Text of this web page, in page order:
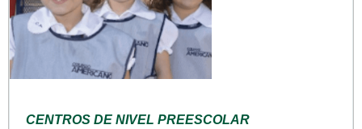
CENTROS DE NIVEL PREESCOLAR